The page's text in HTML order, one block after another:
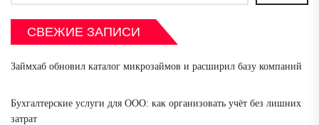
СВЕЖИЕ ЗАПИСИ
Займхаб обновил каталог микрозаймов и расширил базу компаний
Бухгалтерские услуги для ООО: как организовать учёт без лишних
затрат